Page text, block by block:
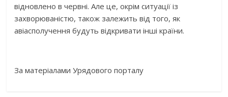
відновлено в червні. Але це, окрім ситуації із
захворюваністю, також залежить від того, як
авіасполучення будуть відкривати інші країни.
За матеріалами Урядового порталу